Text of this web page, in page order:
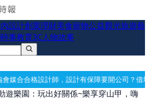
設計創業理財美食寵物公益觀光旅遊藝
事教育3C人物故事
障要開公司？借址登記・公司設立・工商登記
遊樂園：玩出好關係~樂享穿山甲，嗨